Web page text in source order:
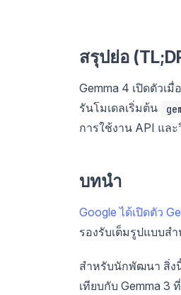
สรุปย่อ
Gemma 4 เปิดตัวเ
รันโมเดลเริ่มต้น
การใช้งาน API แล
บทนำ
Google ได้เปิดตัว
รองรับเต็มรูปแบบส
สำหรับนักพัฒนา สิ่ง
เทียบกับ Gemma 3